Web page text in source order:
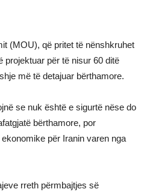
(MOU), që pritet të nënshkruhet
projektuar për të nisur 60 ditë
më të detajuar bërthamore.
se nuk është e sigurtë nëse do
bërthamore, por
për Iranin varen nga
rreth përmbajtjes së